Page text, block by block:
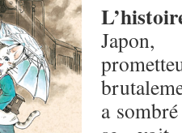
Japon,
a